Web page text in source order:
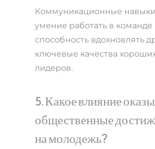
Коммуникационные
умение работать в команде
способность вдохновлять
ключевые качества
лидеров.
5. Какое влияние
общественные
на молодежь?